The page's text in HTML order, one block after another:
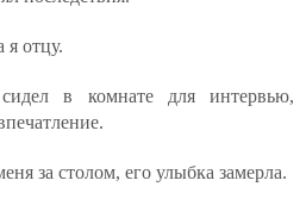
отцу.
в комнате для интервью,
за столом, его улыбка замерла.